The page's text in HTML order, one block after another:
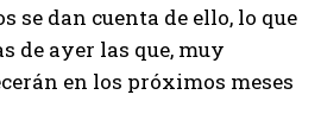
se dan cuenta de ello, lo que
de ayer las que, muy
en los próximos meses